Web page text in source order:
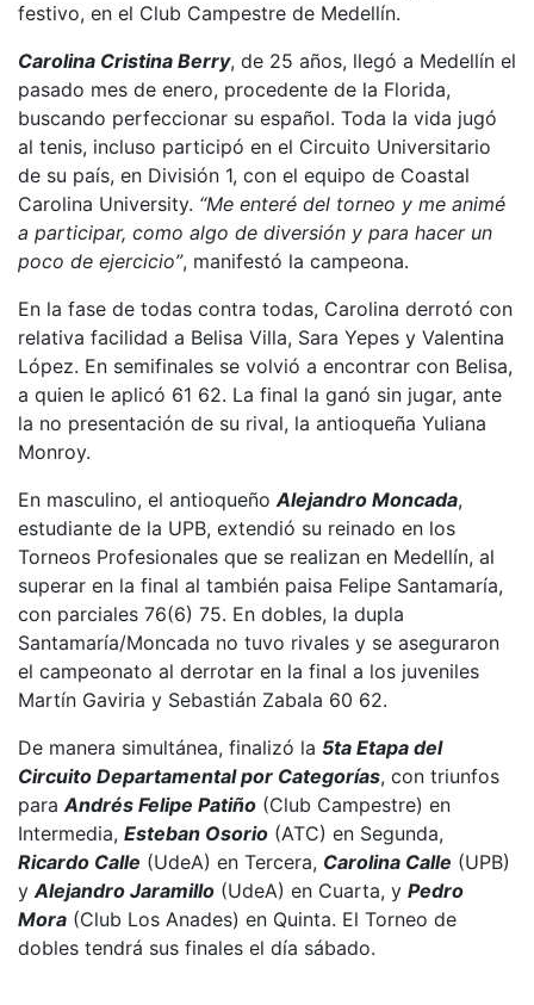
festivo, en el Club Campestre de Medellín.
Carolina Cristina Berry, de 25 años, llegó a Medellín el
pasado mes de enero, procedente de la Florida,
buscando perfeccionar su español. Toda la vida jugó
al tenis, incluso participó en el Circuito Universitario
de su país, en División 1, con el equipo de Coastal
Carolina University. “Me enteré del torneo y me animé
a participar, como algo de diversión y para hacer un
poco de ejercicio”, manifestó la campeona.
En la fase de todas contra todas, Carolina derrotó con
relativa facilidad a Belisa Villa, Sara Yepes y Valentina
López. En semifinales se volvió a encontrar con Belisa,
a quien le aplicó 61 62. La final la ganó sin jugar, ante
la no presentación de su rival, la antioqueña Yuliana
Monroy.
En masculino, el antioqueñoAlejandro Moncada,
estudiante de la UPB, extendió su reinado en los
Torneos Profesionales que se realizan en Medellín, al
superar en la final al también paisa Felipe Santamaría,
con parciales 76(6) 75. En dobles, la dupla
Santamaría/Moncada no tuvo rivales y se aseguraron
el campeonato al derrotar en la final a los juveniles
Martín Gaviria y Sebastián Zabala 60 62.
De manera simultánea, finalizó la 5ta Etapa del
Circuito Departamental por Categorías, con triunfos
paraAndrés Felipe Patiño (Club Campestre) en
Intermedia, Esteban Osorio (ATC) en Segunda,
Ricardo Calle (UdeA) en Tercera, Carolina Calle (UPB)
yAlejandro Jaramillo (UdeA) en Cuarta, y Pedro
Mora (Club Los Anades) en Quinta. El Torneo de
dobles tendrá sus finales el día sábado.